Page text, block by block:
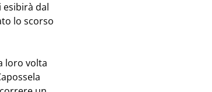
esibirà dal
lo scorso
loro volta